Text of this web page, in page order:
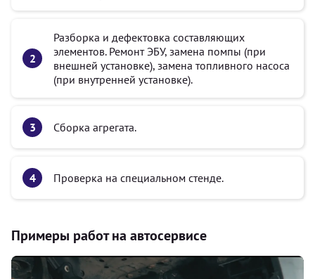
Разборка и дефектовка составляющих
элементов. Ремонт ЭБУ, замена помпы (при
внешней установке), замена топливного насоса
(при внутренней установке).
Сборка агрегата.
Проверка на специальном стенде.
Примеры работ на автосервисе